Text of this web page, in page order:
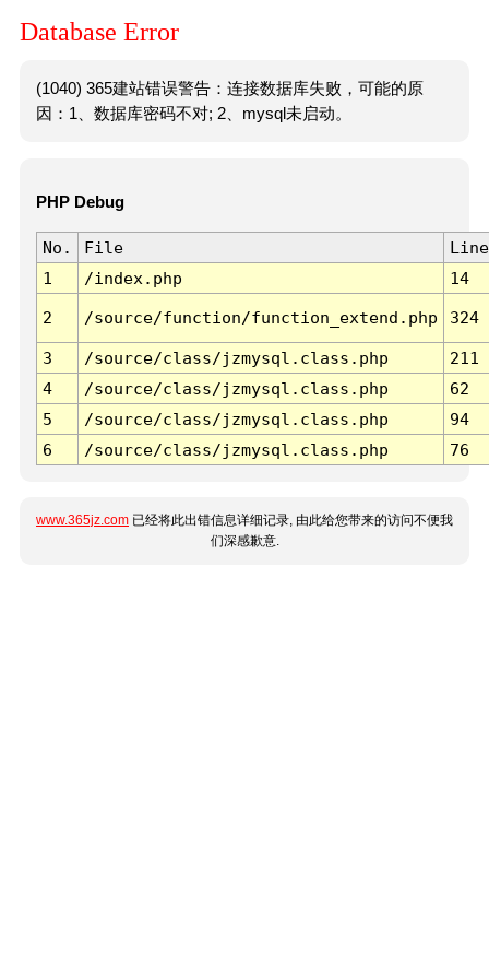
Database Error
(1040) 365建站错误警告：连接数据库失败，可能的原
因：1、数据库密码不对; 2、mysql未启动。
PHP Debug
No. File
Line
1
/index.php 14
2 /source/function/function_extend.php 324
3 /source/class/jzmysql.class.php
211
4
/source/class/jzmysql.class.php
62
5
/source/class/jzmysql.class.php
94
6
/source/class/jzmysql.class.php 76
www.365jz.com 已经将此出错信息详细记录, 由此给您带来的访问不便我
们深感歉意.